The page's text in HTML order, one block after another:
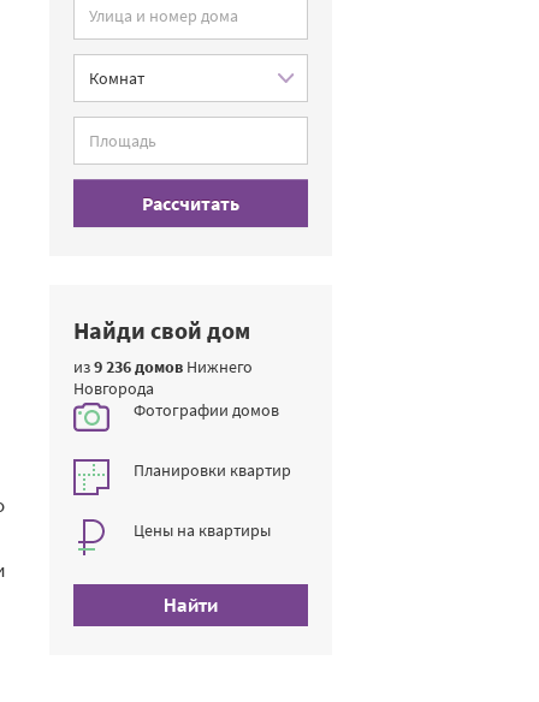
Рассчитать
Найди свой дом
из9 236 домов Нижнего
Новгорода
Фотографии домов
Планировки квартир
Цены на квартиры
Найти